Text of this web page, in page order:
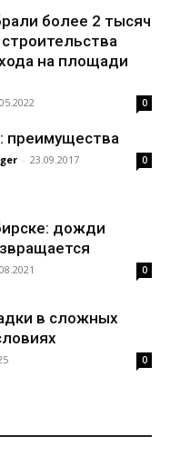
более 2 тысяч
на площади
0
преимущества
- 23.09.2017 0
дожди
0
в сложных
0